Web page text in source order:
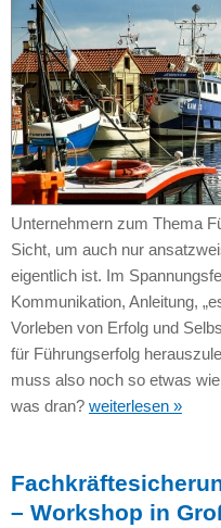
Unternehmern zum Thema
Sicht, um auch nur
eigentlich ist. Im
Kommunikation, Anleitung,
Vorleben von Erfolg und
für Führungserfolg
muss also noch so etwas
was dran? weiterlesen »
– Workshop in